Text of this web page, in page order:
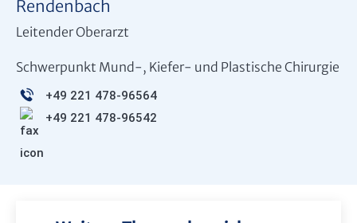
Rendenbach
Leitender Oberarzt
Schwerpunkt Mund-, Kiefer- und Plastische Chirurgie
+49 221 478-96564
+49 221 478-96542